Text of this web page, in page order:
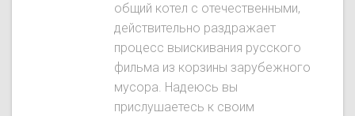
общий котел с отечественными,
действительно раздражает
процесс выискивания русского
фильма из корзины зарубежного
мусора. Надеюсь вы
прислушаетесь к своим